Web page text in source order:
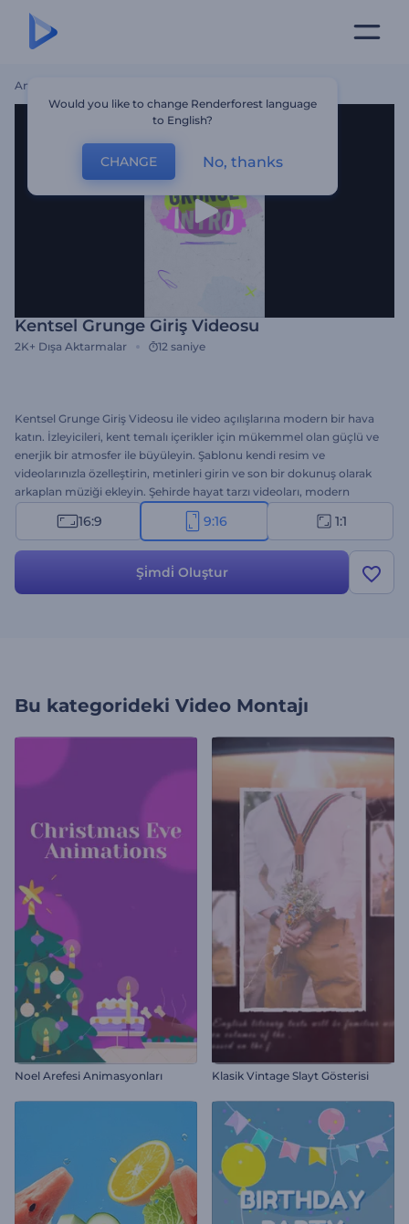
Ana Sayfa
Kentsel Grunge Giriş Videosu
2K+ Dışa Aktarmalar 12 saniye
Kentsel Grunge Giriş Videosu ile video açılışlarına modern bir hava
katın. İzleyicileri, kent temalı içerikler için mükemmel olan güçlü ve
enerjik bir atmosfer ile büyüleyin. Şablonu kendi resim ve
videolarınızla özelleştirin, metinleri girin ve son bir dokunuş olarak
arkaplan müziği ekleyin. Şehirde hayat tarzı videoları, modern
vloglar, heyecan veren marka tanıtımları, kanal giriş videoları,
etkinlik duyuruları vs. için ideal. Hemen oluşturun ve dinamik gurge
16:9 9:16 1:1
Şi̇mdi̇ Oluştur
Bu kategorideki Video Montajı
Noel Arefesi Animasyonları Klasik Vintage Slayt Gösterisi
Would you like to change Renderforest language
to English?
CHANGE No, thanks